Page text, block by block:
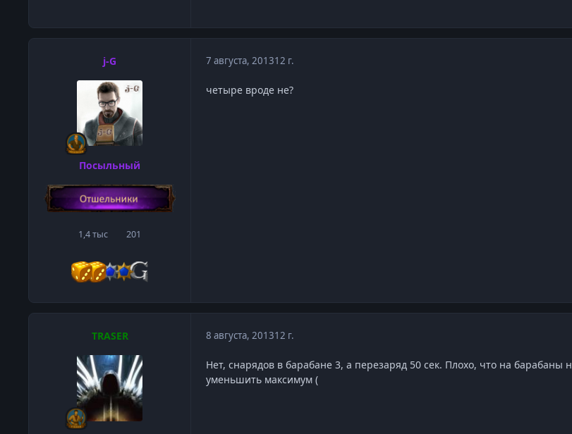
j-G
Посыльный
1,4 тыссообщения
201Репутация
7 августа, 201312 г.
четыре вроде не?
TRASER 8 августа, 201312 г.
Нет, снарядов в барабане 3, а перезаряд 50 сек. Плохо, что на
уменьшить максимум (